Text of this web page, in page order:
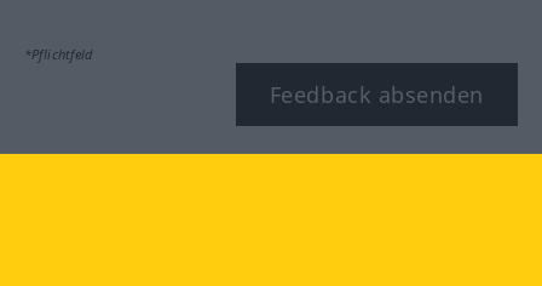
*Pflichtfeld
Feedback absenden